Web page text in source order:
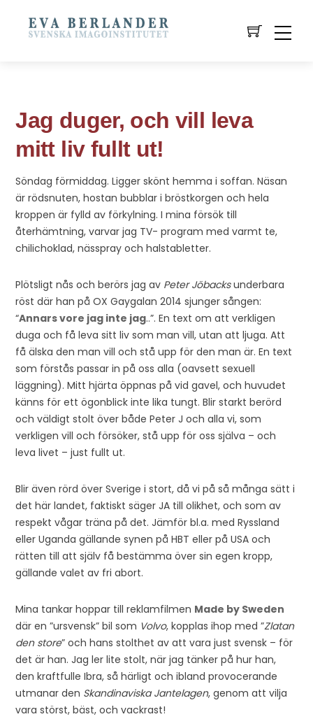
Jag duger, och vill leva
mitt liv fullt ut!
Söndag förmiddag. Ligger skönt hemma i soffan. Näsan
är rödsnuten, hostan bubblar i bröstkorgen och hela
kroppen är fylld av förkylning. I mina försök till
återhämtning, varvar jag TV- program med varmt te,
chilichoklad, nässpray och halstabletter.
Plötsligt nås och berörs jag av Peter Jöbacksunderbara
röst där han på OX Gaygalan 2014 sjunger sången:
“Annars vore jag inte jag..”. En text om att verkligen
duga och få leva sitt liv som man vill, utan att ljuga. Att
få älska den man vill och stå upp för den man är. En text
som förstås passar in på oss alla (oavsett sexuell
läggning). Mitt hjärta öppnas på vid gavel, och huvudet
känns för ett ögonblick inte lika tungt. Blir starkt berörd
och väldigt stolt över både Peter J och alla vi, som
verkligen vill och försöker, stå upp för oss själva – och
leva livet – just fullt ut.
Blir även rörd över Sverige i stort, då vi på så många sätt i
det här landet, faktiskt säger JA till olikhet, och som av
respekt vågar träna på det. Jämför bl.a. med Ryssland
eller Uganda gällande synen på HBT eller på USA och
rätten till att själv få bestämma över sin egen kropp,
gällande valet av fri abort.
Mina tankar hoppar till reklamfilmen Made by Sweden
där en ”ursvensk” bil som Volvo, kopplas ihop med ”Zlatan
den store” och hans stolthet av att vara just svensk – för
det är han. Jag ler lite stolt, när jag tänker på hur han,
den kraftfulle Ibra, så härligt och ibland provocerande
utmanar den Skandinaviska Jantelagen, genom att vilja
vara störst, bäst, och vackrast!